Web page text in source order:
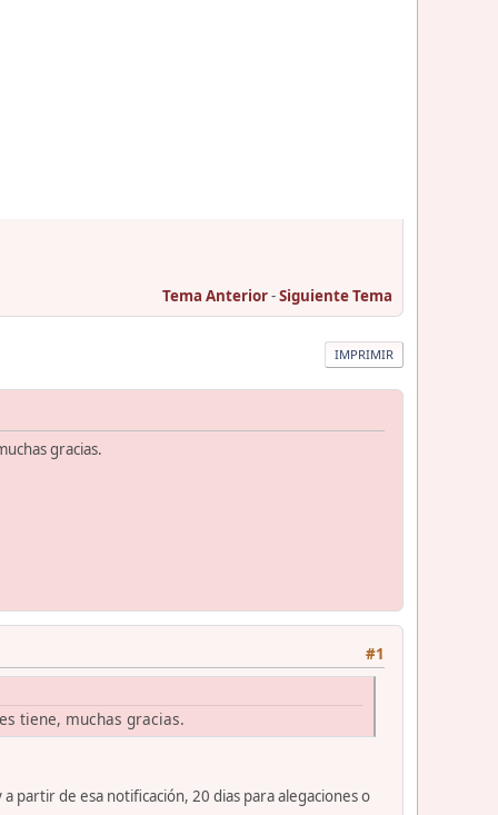
Tema Anterior-Siguiente Tema
IMPRIMIR
gracias.
#1
tiene, muchas gracias.
partir de esa notificación, 20 dias para alegaciones o